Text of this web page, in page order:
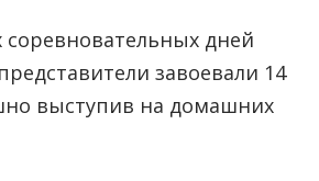
соревновательных дней
завоевали 14
выступив на домашних